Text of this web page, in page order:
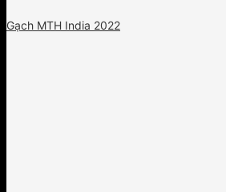
Gạch MTH India 2022